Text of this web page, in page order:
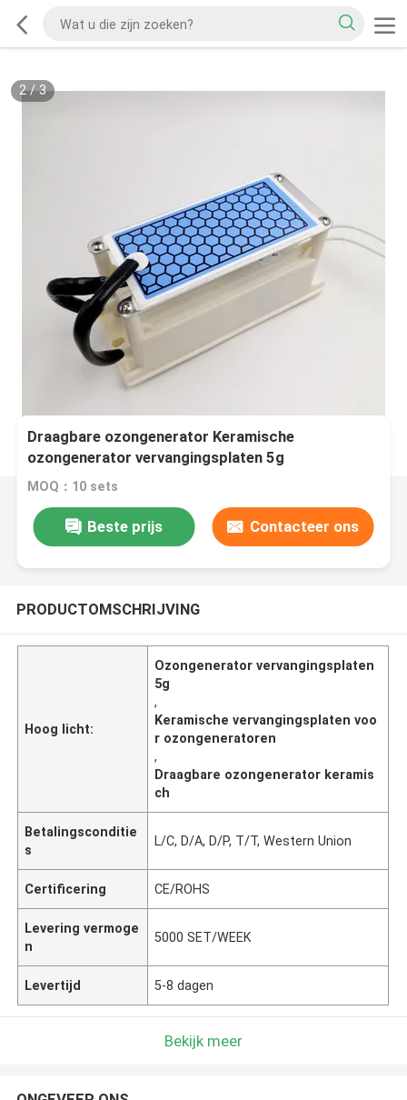
2/3
Draagbare ozongenerator Keramische
ozongenerator vervangingsplaten 5g
MOQ：10 sets
Beste prijs Contacteer ons
PRODUCTOMSCHRIJVING
Hoog licht:
Ozongenerator vervangingsplaten
5g
,
Keramische vervangingsplaten voo
r ozongeneratoren
,
Draagbare ozongenerator keramis
ch
Betalingsconditie
s
L/C, D/A, D/P, T/T, Western Union
Certificering CE/ROHS
Levering vermoge
n
5000 SET/WEEK
Levertijd 5-8 dagen
Bekijk meer